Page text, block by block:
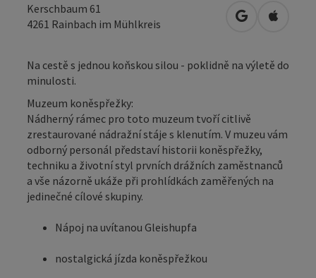
Kerschbaum 61
4261 Rainbach im Mühlkreis Otevřít vOtevřít
Na cestě s jednou koňskou silou - poklidně na výletě do
minulosti.
Muzeum koněspřežky:
Nádherný rámec pro toto muzeum tvoří citlivě
zrestaurované nádražní stáje s klenutím. V muzeu vám
odborný personál představí historii koněspřežky,
techniku a životní styl prvních drážních zaměstnanců
a vše názorně ukáže při prohlídkách zaměřených na
jedinečné cílové skupiny.
Nápoj na uvítanou Gleishupfa
nostalgická jízda koněspřežkou